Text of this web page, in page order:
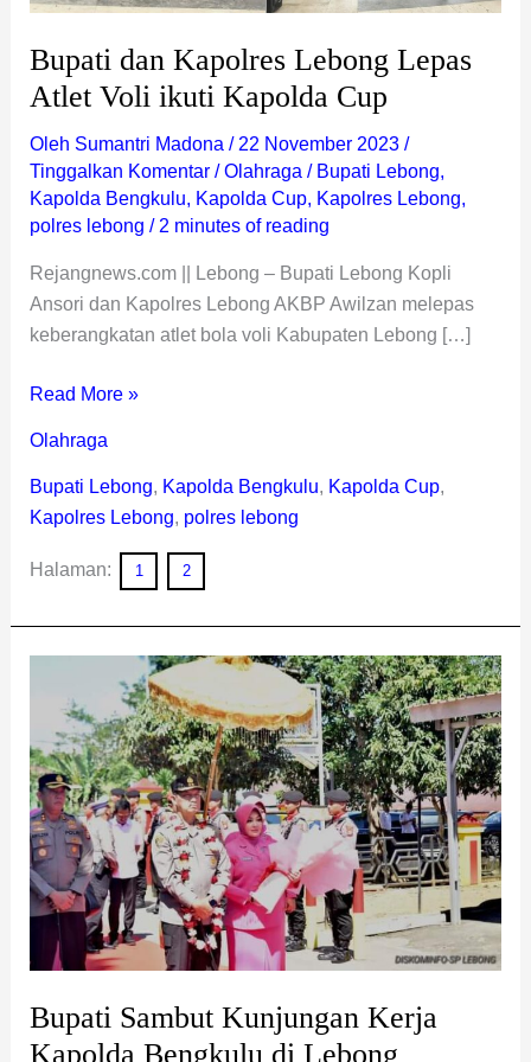
Bupati dan Kapolres Lebong Lepas
Atlet Voli ikuti Kapolda Cup
Oleh Sumantri Madona / 22 November 2023 /
Tinggalkan Komentar / Olahraga/ Bupati Lebong,
Kapolda Bengkulu, Kapolda Cup, Kapolres Lebong,
polres lebong / 2 minutes of reading
Rejangnews.com || Lebong – Bupati Lebong Kopli
Ansori dan Kapolres Lebong AKBP Awilzan melepas
keberangkatan atlet bola voli Kabupaten Lebong […]
Read More »
Olahraga
Bupati Lebong, Kapolda Bengkulu, Kapolda Cup,
Kapolres Lebong, polres lebong
Halaman: 1 2
Bupati Sambut Kunjungan Kerja
Kapolda Bengkulu di Lebong
Sambut
Kunjungan
Kerja
Kapolda
Bengkulu
di
Lebong